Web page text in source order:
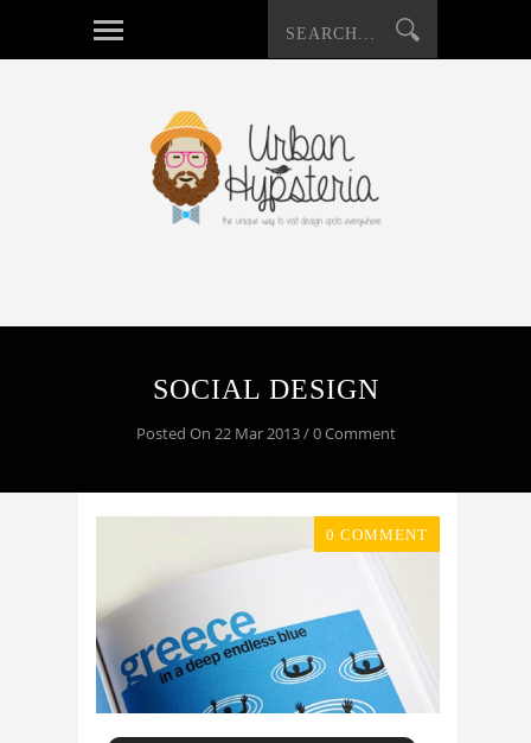
SOCIAL DESIGN
Posted On 22 Mar 2013 / 0 Comment
0 COMMENT